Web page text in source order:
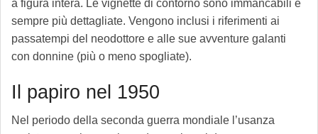
a figura intera. Le vignette di contorno sono immancabili e
sempre più dettagliate. Vengono inclusi i riferimenti ai
passatempi del neodottore e alle sue avventure galanti
con donnine (più o meno spogliate).
Il papiro nel 1950
Nel periodo della seconda guerra mondiale l’usanza